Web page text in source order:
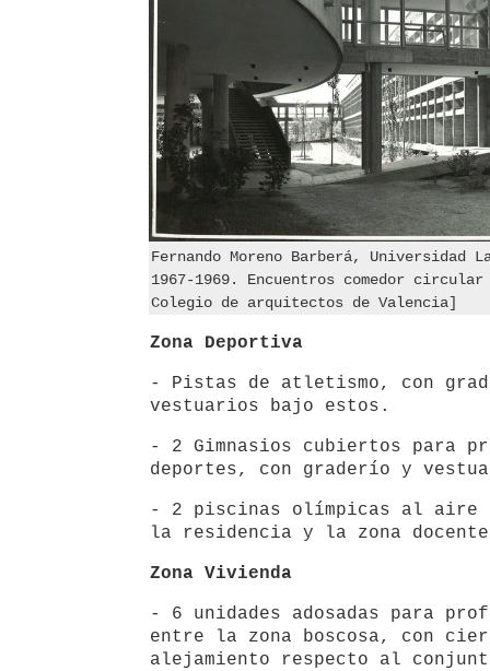
Fernando Moreno Barberá, Universidad
1967-1969. Encuentros comedor
Colegio de arquitectos de Valencia]
Zona Deportiva
- Pistas de atletismo, con
vestuarios bajo estos.
- 2 Gimnasios cubiertos para
deportes, con graderío y
- 2 piscinas olímpicas al
la residencia y la zona
Zona Vivienda
- 6 unidades adosadas para
entre la zona boscosa, con
alejamiento respecto al